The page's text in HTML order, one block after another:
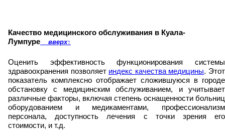
Качество медицинского обслуживания в Куала-
Лумпуре вверх↑
Оценить эффективность функционирования системы
здравоохранения позволяет индекс качества медицины. Этот
показатель комплексно отображает сложившуюся в городе
обстановку с медицинским обслуживанием, и учитывает
различные факторы, включая степень оснащенности больниц
оборудованием и медикаментами, профессионализм
персонала, доступность лечения с точки зрения его
стоимости, и т.д.